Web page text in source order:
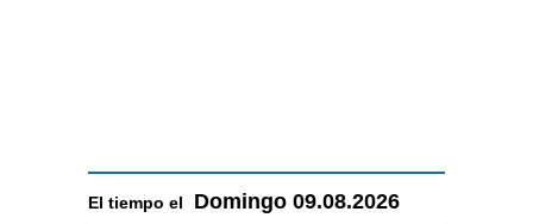
El tiempo el Domingo 09.08.2026